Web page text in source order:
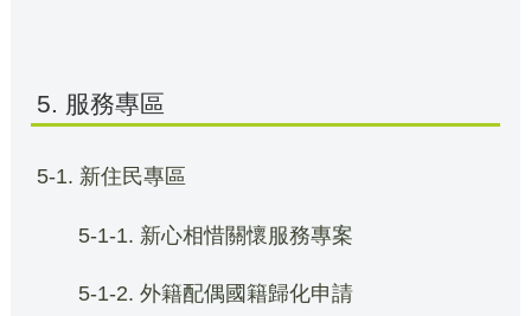
5. 服務專區
5-1. 新住民專區
5-1-1. 新心相惜關懷服務專案
5-1-2. 外籍配偶國籍歸化申請